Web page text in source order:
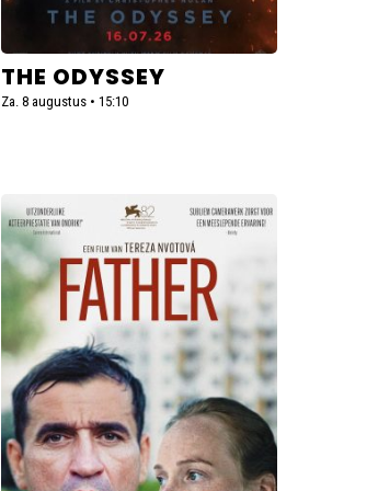
THE ODYSSEY
Za. 8 augustus • 15:10
Lees
meer
over
Father